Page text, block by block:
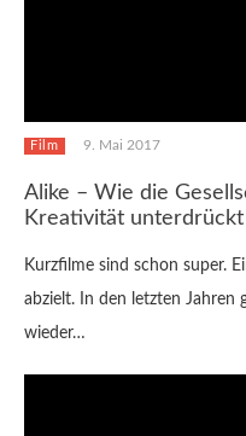
Film 9. Mai 2017
Alike – Wie die
Kreativität unterdrückt
Kurzfilme sind schon super.
abzielt. In den letzten Jahren
wieder…